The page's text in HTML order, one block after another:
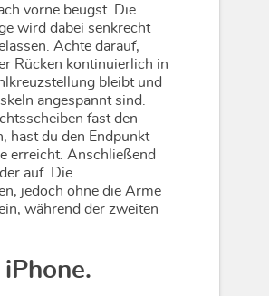
vorne beugst. Die
wird dabei senkrecht
Achte darauf,
Rücken kontinuierlich in
bleibt und
angespannt sind.
fast den
hast du den Endpunkt
erreicht. Anschließend
auf. Die
jedoch ohne die Arme
während der zweiten